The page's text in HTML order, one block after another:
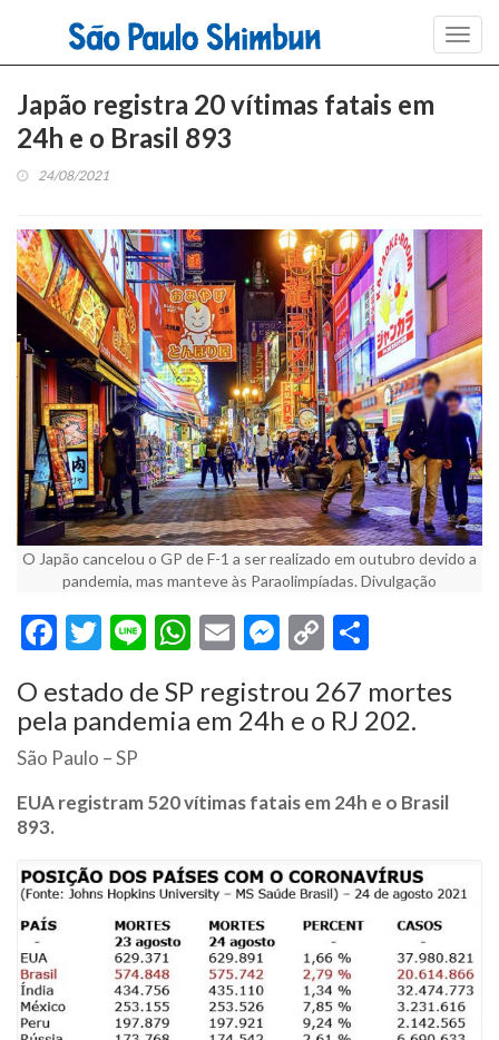
Japão registra 20 vítimas fatais em
24h e o Brasil 893
24/08/2021
O Japão cancelou o GP de F-1 a ser realizado em outubro devido a
pandemia, mas manteve às Paraolimpíadas. Divulgação
Facebook
Twitter
LineWhatsApp
EmailMessenger
Copy
O estado de SP registrou 267 mortes
pela pandemia em 24h e o RJ 202.
São Paulo – SP
EUA registram 520 vítimas fatais em 24h e o Brasil
893.